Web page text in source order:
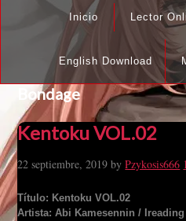
Inicio Lector
English Download
Bondage
Kentoku VOL.02
22 septiembre, 2019 byPzykosis666
Título: Kentoku VOL.02
Artista: Abi Kamesennin /